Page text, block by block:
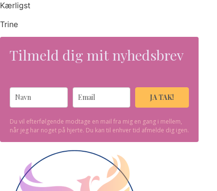
Kærligst
Trine
Tilmeld dig mit nyhedsbrev
JA TAK!
Du vil efterfølgende modtage en mail fra mig en gang i mellem,
når jeg har noget på hjerte. Du kan til enhver tid afmelde dig igen.